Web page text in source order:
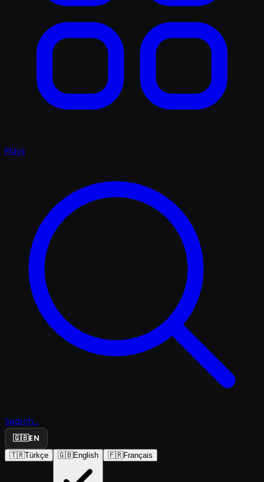
Plays
Search...
🇬🇧EN
🇹🇷Türkçe 🇬🇧English 🇫🇷Français